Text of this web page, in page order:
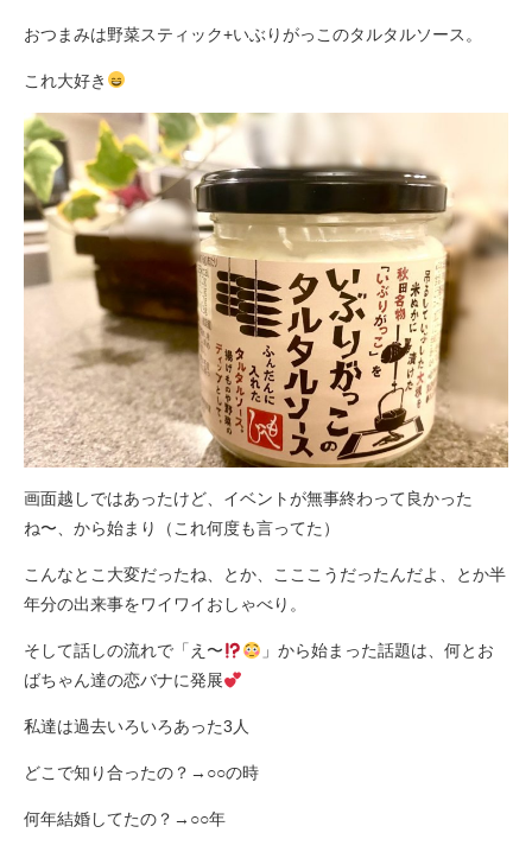
おつまみは野菜スティック+いぶりがっこのタルタルソース。
これ大好き
画面越しではあったけど、イベントが無事終わって良かった
ね〜、から始まり（これ何度も言ってた）
こんなとこ大変だったね、とか、こここうだったんだよ、とか半
年分の出来事をワイワイおしゃべり。
そして話しの流れで「え〜
」から始まった話題は、何とお
ばちゃん達の恋バナに発展
私達は過去いろいろあった3人
どこで知り合ったの？→○○の時
何年結婚してたの？→○○年